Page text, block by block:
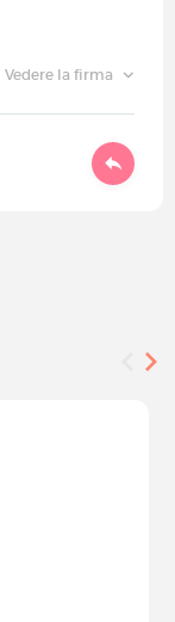
Vedere la firma